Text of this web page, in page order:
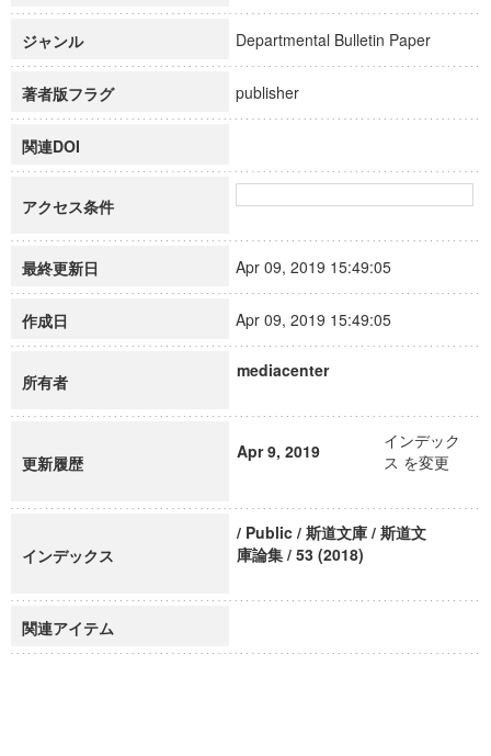
ジャンル Departmental Bulletin Paper
著者版フラグ publisher
関連DOI
アクセス条件
最終更新日 Apr 09, 2019 15:49:05
作成日 Apr 09, 2019 15:49:05
所有者
mediacenter
更新履歴
Apr 9, 2019
インデック
ス を変更
インデックス
/ Public / 斯道文庫 / 斯道文
庫論集 / 53 (2018)
関連アイテム